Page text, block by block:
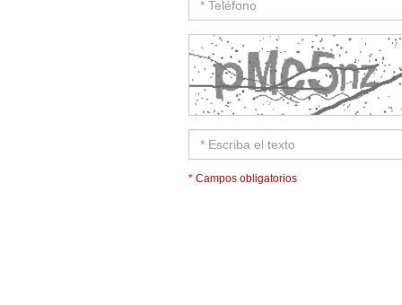
* Campos obligatorios